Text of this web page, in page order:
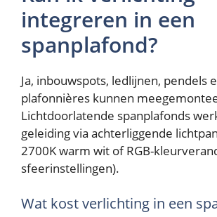
integreren in een
spanplafond?
Ja, inbouwspots, ledlijnen, pendels
plafonnières kunnen
Lichtdoorlatende spanplafonds
geleiding via achterliggende
2700K warm wit of RGB-
sfeerinstellingen).
Wat kost verlichting in een